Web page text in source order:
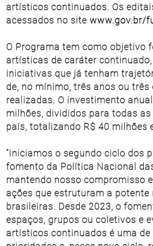
artísticos continuados. Os
acessados no site www.gov.br/
O Programa tem como objetivo
artísticas de caráter
iniciativas que já tenham
de, no mínimo, três anos ou três
realizadas. O investimento
milhões, divididos para todas as
país, totalizando R$ 40 milhões
“Iniciamos o segundo ciclo dos
fomento da Política Nacional
mantendo nosso compromisso
ações que estruturam a potente
brasileiras. Desde 2023, o
espaços, grupos ou coletivos e
artísticos continuados é uma de